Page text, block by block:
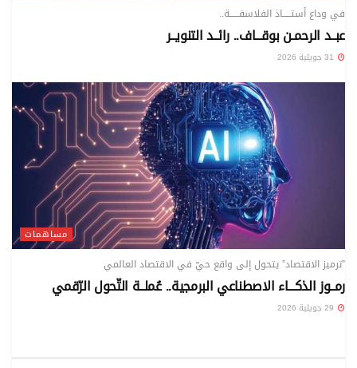
في وداع أستـــــاذ الفلاسفــــــة..
عبــد الرحمـن بوقـــاف.. رائــد التنويــر
مساهمات
”ترميز الاقتصاد” يتحول إلى واقع حيّ في الاقتصاد العالمي
رمــوز الذكـــاء الاصطناعي البرمجية.. عُملــة التّحول الرّقمي